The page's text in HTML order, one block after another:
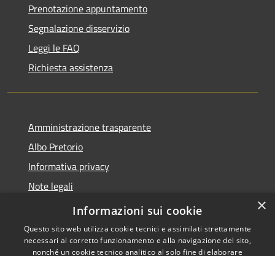
Prenotazione appuntamento
Segnalazione disservizio
Leggi le FAQ
Richiesta assistenza
Amministrazione trasparente
Albo Pretorio
Informativa privacy
Note legali
Dichiarazione di accessibilità
×
Informazioni sui cookie
Questo sito web utilizza cookie tecnici e assimilati strettamente
necessari al corretto funzionamento e alla navigazione del sito,
nonché un cookie tecnico analitico al solo fine di elaborare